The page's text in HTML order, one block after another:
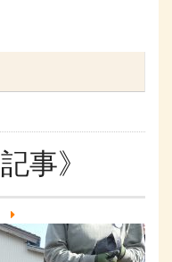
事》